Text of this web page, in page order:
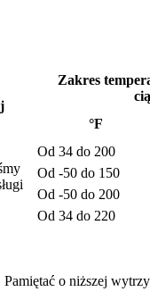
Zakres
°F
Od 34 do 200
Od -50 do 150
Od -50 do 200
Od 34 do 220
o niższej